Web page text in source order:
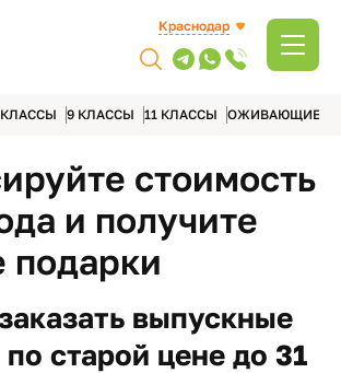
Краснодар
КЛАССЫ 9 КЛАССЫ 11 КЛАССЫ ОЖИВАЮЩИЕ
стоимость
и получите
подарки
выпускные
старой цене до 31